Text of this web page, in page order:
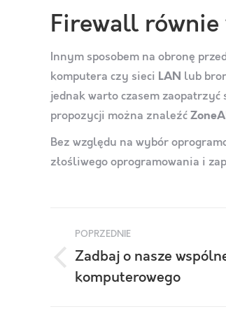
Firewall równie
Innym sposobem na obronę
komputera czy sieci LAN lub
jednak warto czasem
propozycji można znaleźć
Bez względu na wybór
złośliwego oprogramowania i
Nawigacja
wpisów
POPRZEDNIE
Poprzedni
wpis:
Zadbaj o nasze
komputerowego